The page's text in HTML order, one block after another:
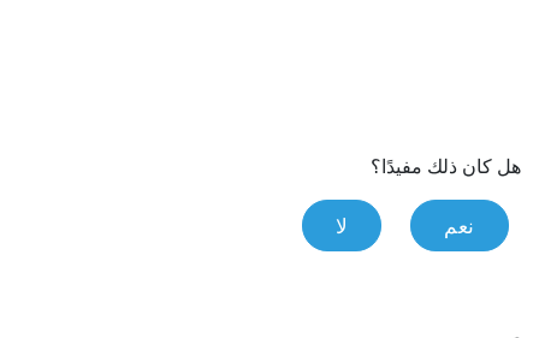
هل كان ذلك مفيدًا؟
نعم لا